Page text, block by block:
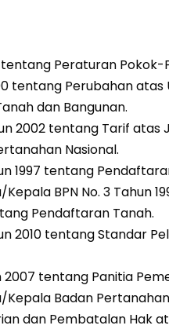
Peraturan Pokok-
tentang Perubahan atas
dan Bangunan.
2002 tentang Tarif atas
Nasional.
1997 tentang
BPN No. 3 Tahun
Pendaftaran Tanah.
2010 tentang Standar
2007 tentang Panitia
Badan Pertanahan
dan Pembatalan Hak